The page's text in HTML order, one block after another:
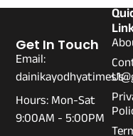
Us
Get In Touch
Email:
Hours: Mon-Sat
9:00AM - 5:00PM